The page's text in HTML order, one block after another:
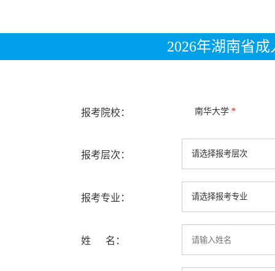
2026年湖南省
报考院校： 南华大学 *
报考层次：
报考专业：
姓 名：